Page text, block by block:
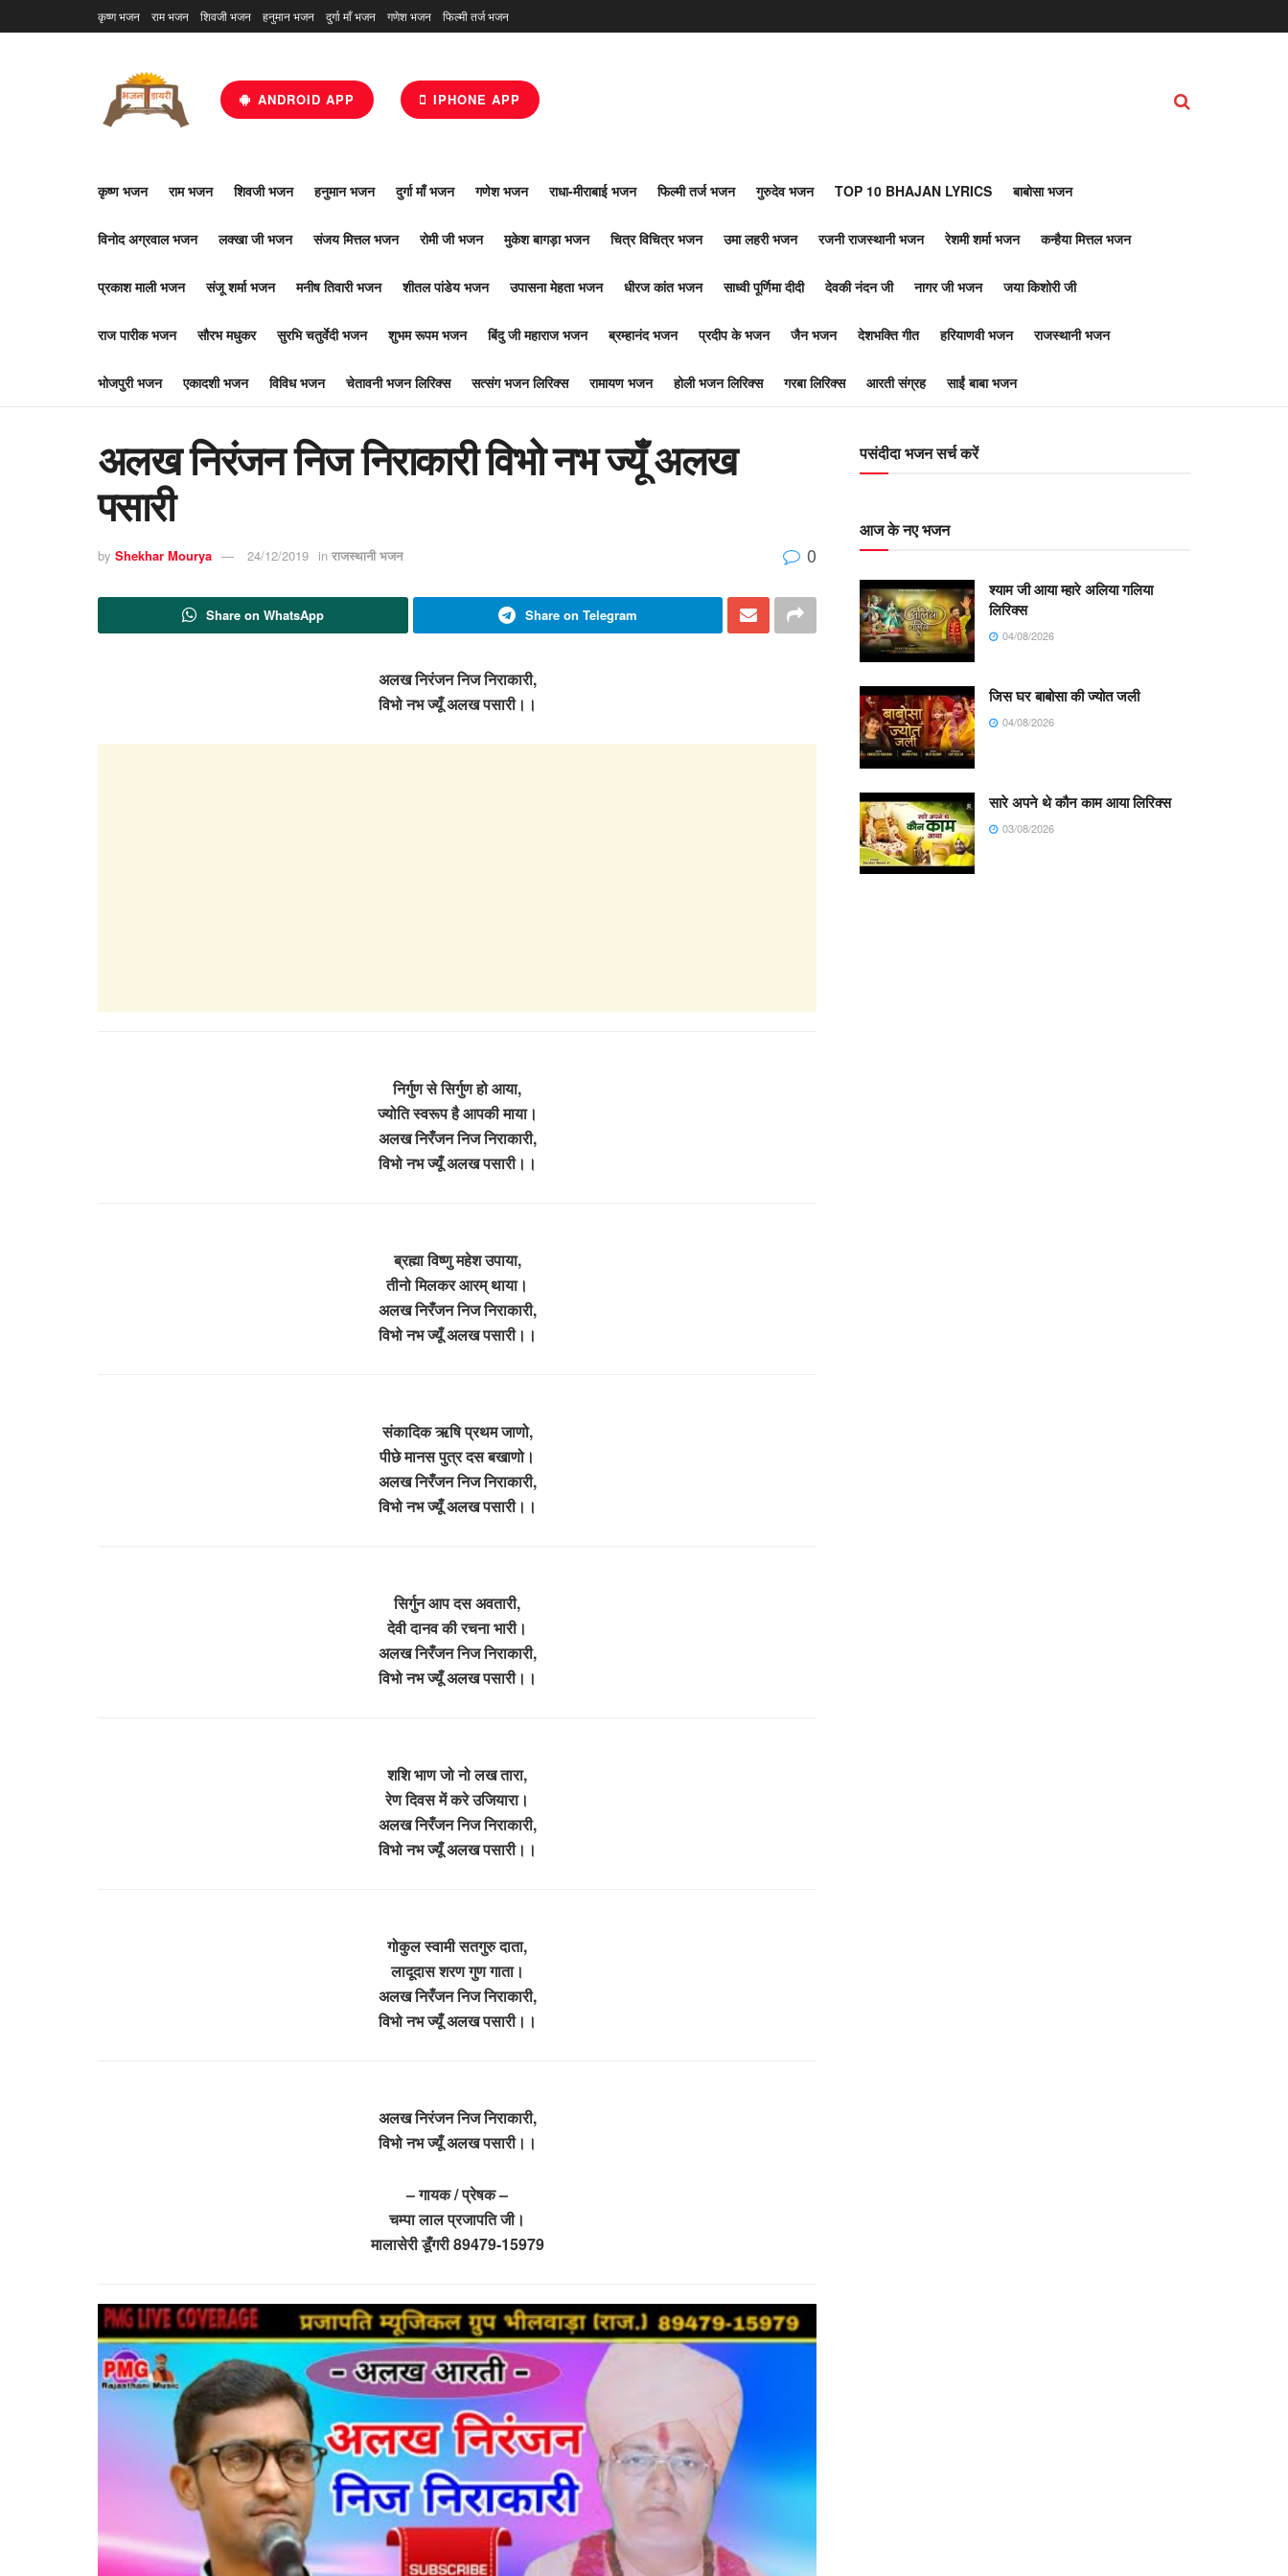
कृष्ण भजन राम भजन शिवजी भजन हनुमान भजन दुर्गा माँ भजन गणेश भजन फिल्मी तर्ज भजन
ANDROID APP IPHONE APP
कृष्ण भजन राम भजन शिवजी भजन हनुमान भजन दुर्गा माँ भजन गणेश भजन राधा-मीराबाई भजन फिल्मी तर्ज भजन गुरुदेव भजन TOP 10 BHAJAN LYRICS बाबोसा भजन
विनोद अग्रवाल भजन लक्खा जी भजन संजय मित्तल भजन रोमी जी भजन मुकेश बागड़ा भजन चित्र विचित्र भजन उमा लहरी भजन रजनी राजस्थानी भजन रेशमी शर्मा भजन कन्हैया मित्तल भजन
प्रकाश माली भजन संजू शर्मा भजन मनीष तिवारी भजन शीतल पांडेय भजन उपासना मेहता भजन धीरज कांत भजन साध्वी पूर्णिमा दीदी देवकी नंदन जी नागर जी भजन जया किशोरी जी
राज पारीक भजन सौरभ मधुकर सुरभि चतुर्वेदी भजन शुभम रूपम भजन बिंदु जी महाराज भजन ब्रम्हानंद भजन प्रदीप के भजन जैन भजन देशभक्ति गीत हरियाणवी भजन राजस्थानी भजन
भोजपुरी भजन एकादशी भजन विविध भजन चेतावनी भजन लिरिक्स सत्संग भजन लिरिक्स रामायण भजन होली भजन लिरिक्स गरबा लिरिक्स आरती संग्रह साईं बाबा भजन
अलख निरंजन निज निराकारी विभो नभ ज्यूँ अलख
पसारी
by Shekhar Mourya 24/12/2019 in राजस्थानी भजन 0
Share on WhatsApp Share on Telegram
अलख निरंजन निज निराकारी,
विभो नभ ज्यूँ अलख पसारी।।
निर्गुण से सिर्गुण हो आया,
ज्योति स्वरूप है आपकी माया।
अलख निरँजन निज निराकारी,
विभो नभ ज्यूँ अलख पसारी।।
ब्रह्मा विष्णु महेश उपाया,
तीनो मिलकर आरम् थाया।
अलख निरँजन निज निराकारी,
विभो नभ ज्यूँ अलख पसारी।।
संकादिक ऋषि प्रथम जाणो,
पीछे मानस पुत्र दस बखाणो।
अलख निरँजन निज निराकारी,
विभो नभ ज्यूँ अलख पसारी।।
सिर्गुन आप दस अवतारी,
देवी दानव की रचना भारी।
अलख निरँजन निज निराकारी,
विभो नभ ज्यूँ अलख पसारी।।
शशि भाण जो नो लख तारा,
रेण दिवस में करे उजियारा।
अलख निरँजन निज निराकारी,
विभो नभ ज्यूँ अलख पसारी।।
गोकुल स्वामी सतगुरु दाता,
लादूदास शरण गुण गाता।
अलख निरँजन निज निराकारी,
विभो नभ ज्यूँ अलख पसारी।।
अलख निरंजन निज निराकारी,
विभो नभ ज्यूँ अलख पसारी।।
– गायक / प्रेषक –
चम्पा लाल प्रजापति जी।
मालासेरी डूँगरी 89479-15979
पसंदीदा भजन सर्च करें
आज के नए भजन
श्याम जी आया म्हारे अलिया गलिया
लिरिक्स
04/08/2026
जिस घर बाबोसा की ज्योत जली
04/08/2026
सारे अपने थे कौन काम आया लिरिक्स
03/08/2026